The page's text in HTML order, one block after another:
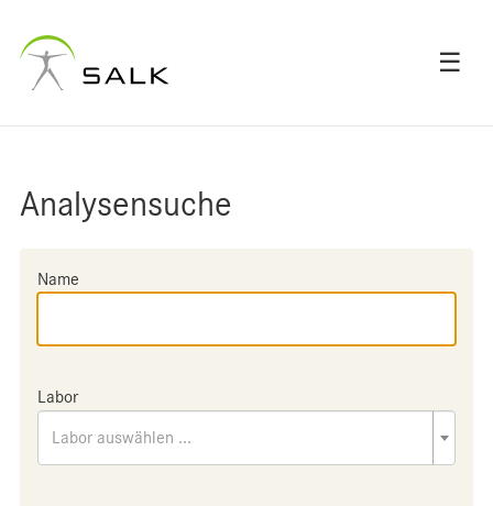
☰
Analysensuche
Name
Labor
Labor auswählen ...